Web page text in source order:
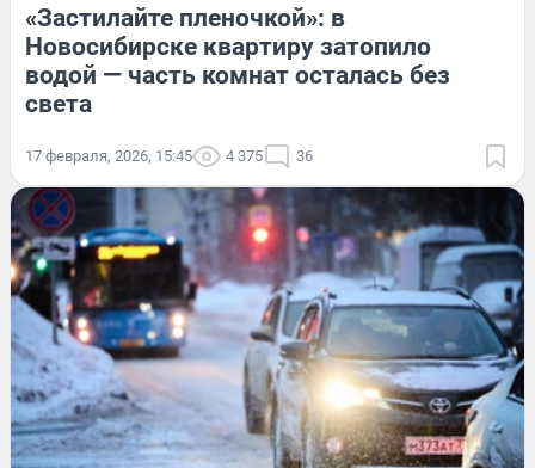
«Застилайте пленочкой»: в
Новосибирске квартиру затопило
водой — часть комнат осталась без
света
17 февраля, 2026, 15:45 4 375 36